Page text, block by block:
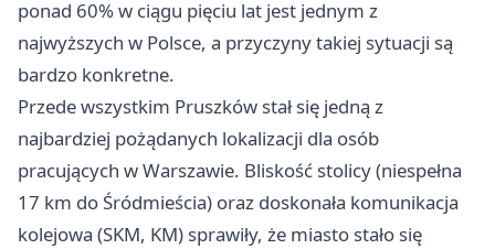
ponad 60% w ciągu pięciu lat jest jednym z
najwyższych w Polsce, a przyczyny takiej sytuacji są
bardzo konkretne.
Przede wszystkim Pruszków stał się jedną z
najbardziej pożądanych lokalizacji dla osób
pracujących w Warszawie. Bliskość stolicy (niespełna
17 km do Śródmieścia) oraz doskonała komunikacja
kolejowa (SKM, KM) sprawiły, że miasto stało się